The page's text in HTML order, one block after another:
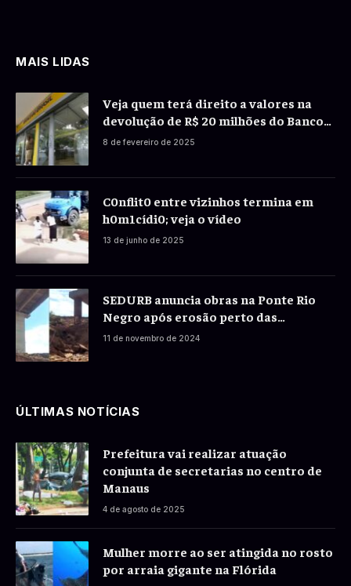
MAIS LIDAS
Veja quem terá direito a valores na
devolução de R$ 20 milhões do Banco
do Brasil a correntistas
8 de fevereiro de 2025
C0nflit0 entre vizinhos termina em
h0m1cídi0; veja o vídeo
13 de junho de 2025
SEDURB anuncia obras na Ponte Rio
Negro após erosão perto das
fundações
11 de novembro de 2024
ÚLTIMAS NOTÍCIAS
Prefeitura vai realizar atuação
conjunta de secretarias no centro de
Manaus
4 de agosto de 2025
Mulher morre ao ser atingida no rosto
por arraia gigante na Flórida